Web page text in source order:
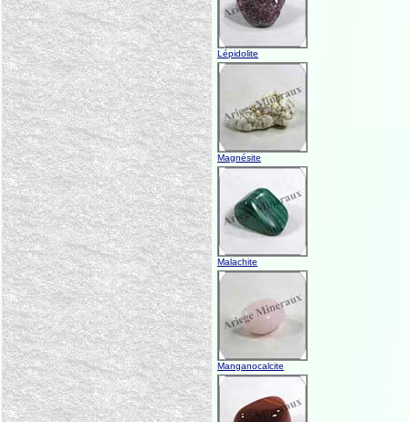
Lépidolite
Magnésite
Malachite
Manganocalcite